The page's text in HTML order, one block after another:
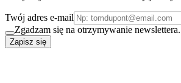
Twój adres e-mail
Zgadzam się na otrzymywanie
Zapisz się